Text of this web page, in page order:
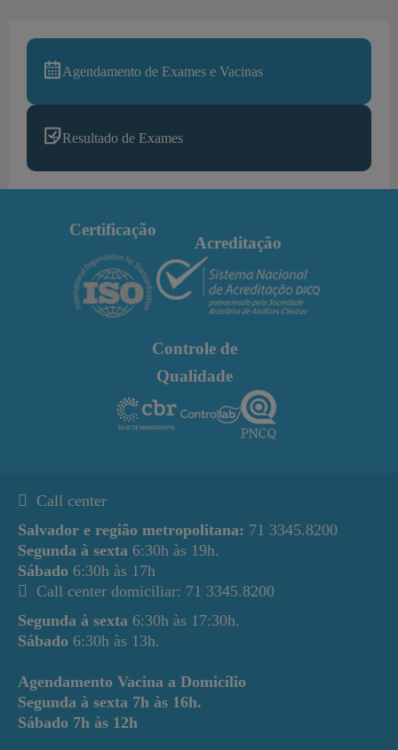
Agendamento de Exames e Vacinas
Resultado de Exames
Certificação
Acreditação
Controle de
Qualidade
Call center
Salvador e região metropolitana: 71 3345.8200
Segunda à sexta 6:30h às 19h.
Sábado 6:30h às 17h
Call center domiciliar: 71 3345.8200
Segunda à sexta 6:30h às 17:30h.
Sábado 6:30h às 13h.
Agendamento Vacina a Domicílio
Segunda à sexta 7h às 16h.
Sábado 7h às 12h